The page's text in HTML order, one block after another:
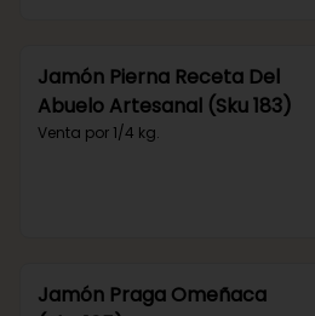
Jamón Pierna Receta Del
Abuelo Artesanal (Sku 183)
Venta por 1/4 kg.
Jamón Praga Omeñaca